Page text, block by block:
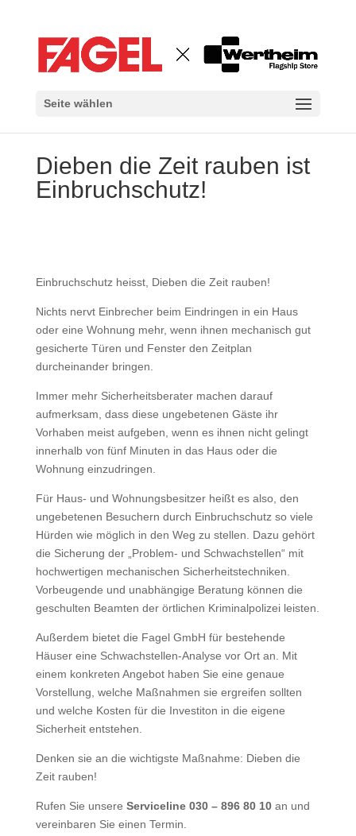
Seite wählen
Dieben die Zeit rauben ist
Einbruchschutz!
Einbruchschutz heisst, Dieben die Zeit rauben!
Nichts nervt Einbrecher beim Eindringen in ein Haus
oder eine Wohnung mehr, wenn ihnen mechanisch gut
gesicherte Türen und Fenster den Zeitplan
durcheinander bringen.
Immer mehr Sicherheitsberater machen darauf
aufmerksam, dass diese ungebetenen Gäste ihr
Vorhaben meist aufgeben, wenn es ihnen nicht gelingt
innerhalb von fünf Minuten in das Haus oder die
Wohnung einzudringen.
Für Haus- und Wohnungsbesitzer heißt es also, den
ungebetenen Besuchern durch Einbruchschutz so viele
Hürden wie möglich in den Weg zu stellen. Dazu gehört
die Sicherung der „Problem- und Schwachstellen“ mit
hochwertigen mechanischen Sicherheitstechniken.
Vorbeugende und unabhängige Beratung können die
geschulten Beamten der örtlichen Kriminalpolizei leisten.
Außerdem bietet die Fagel GmbH für bestehende
Häuser eine Schwachstellen-Analyse vor Ort an. Mit
einem konkreten Angebot haben Sie eine genaue
Vorstellung, welche Maßnahmen sie ergreifen sollten
und welche Kosten für die Investiton in die eigene
Sicherheit entstehen.
Denken sie an die wichtigste Maßnahme: Dieben die
Zeit rauben!
Rufen Sie unsere Serviceline 030 – 896 80 10an und
vereinbaren Sie einen Termin.